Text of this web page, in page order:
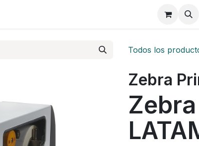
Planilla
Todos los
Zebra